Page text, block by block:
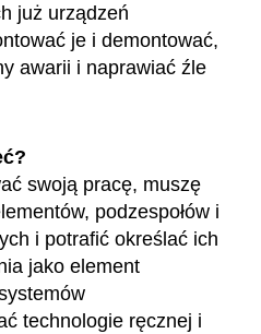
już urządzeń
je i demontować,
awarii i naprawiać źle
swoją pracę, muszę
podzespołów i
i potrafić określać ich
jako element
technologie ręcznej i